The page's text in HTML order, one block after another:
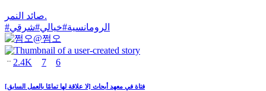
صائد النمر.
#
الرومانسية#خيالي#شرقي
@쩜오
2.4K 7 6
فتاة في معهد أبحاث [لا علاقة لها تمامًا بالعمل السابق]